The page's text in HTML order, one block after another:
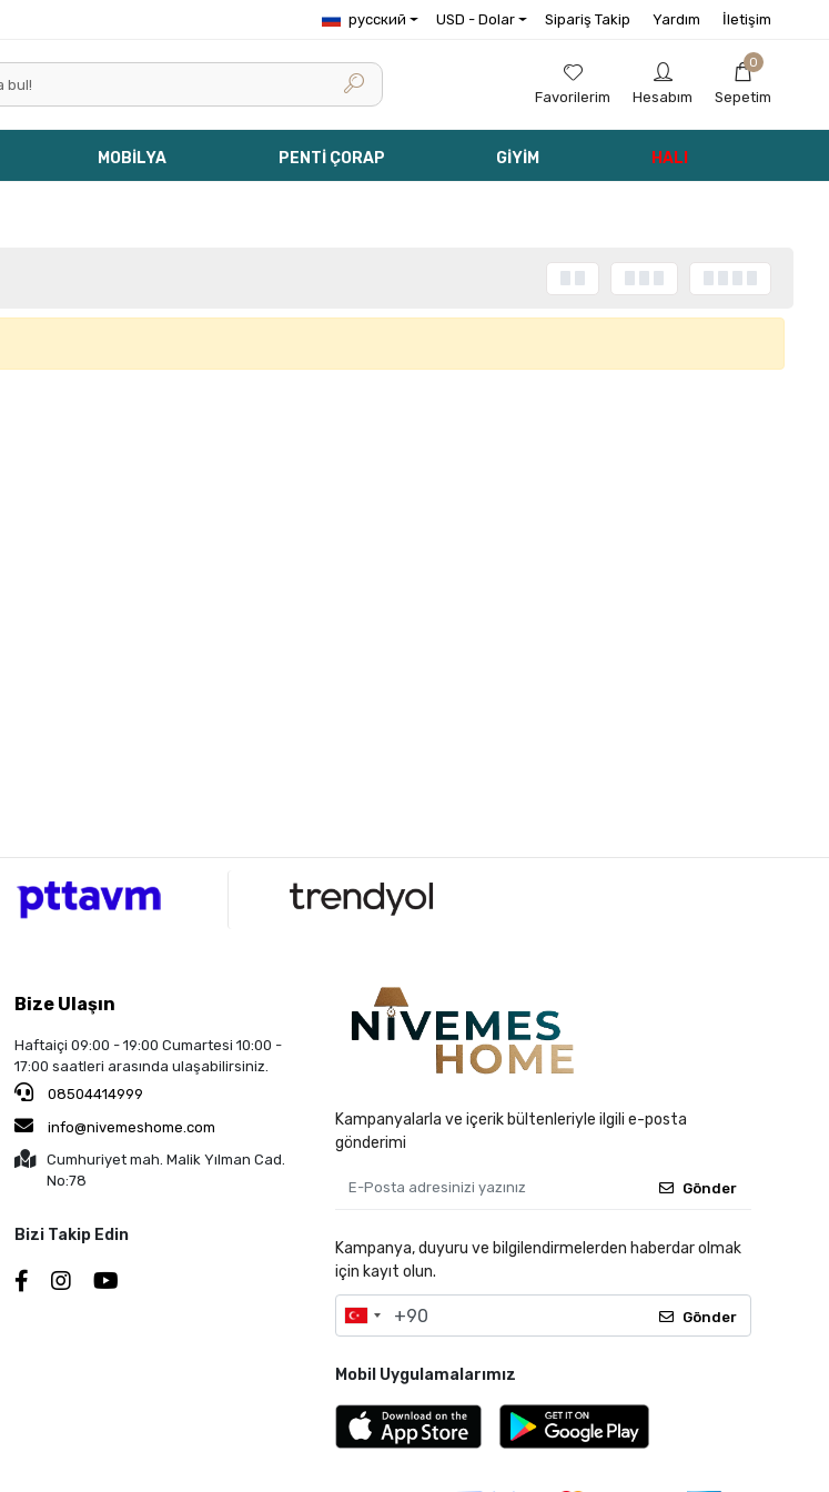
русский USD - Dolar Sipariş Takip Yardım İletişim
Favorilerim Hesabım
0
Sepetim
MOBİLYA PENTİ ÇORAP GİYİM HALI
Bize Ulaşın
Haftaiçi 09:00 - 19:00 Cumartesi 10:00 -
17:00 saatleri arasında ulaşabilirsiniz.
08504414999
info@nivemeshome.com
Cumhuriyet mah. Malik Yılman Cad.
No:78
Bizi Takip Edin
Kampanyalarla ve içerik bültenleriyle ilgili e-posta
gönderimi
Gönder
Kampanya, duyuru ve bilgilendirmelerden haberdar olmak
için kayıt olun.
Gönder
Mobil Uygulamalarımız